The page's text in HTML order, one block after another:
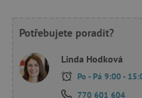
Potřebujete poradit?
Linda Hodková
Po - Pá 9:00 -
770 601 604